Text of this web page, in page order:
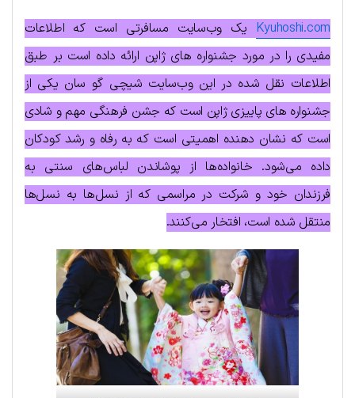
Kyuhoshi.com یک وب‌سایت مسافرتی است که اطلاعات
مفیدی را در مورد جشنواره های ژاپن ارائه داده است بر طبق
اطلاعات نقل شده در این وب‌سایت شیچی گو سان یکی از
جشنواره های پاییزی ژاپن است که جشن فرهنگی مهم و شادی
است که نشان دهنده اهمیتی است که به رفاه و رشد کودکان
داده می‌شود. خانواده‌ها از پوشاندن لباس‌های سنتی به
فرزندان خود و شرکت در مراسمی که از نسل‌ها به نسل‌ها
منتقل شده است، افتخار می‌کنند.